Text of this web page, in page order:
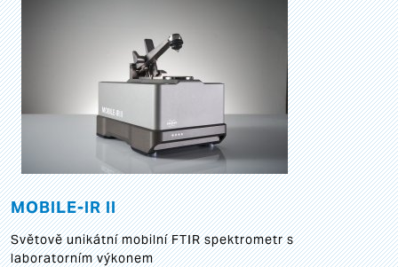
MOBILE-IR II
Světově unikátní mobilní FTIR spektrometr s
laboratorním výkonem